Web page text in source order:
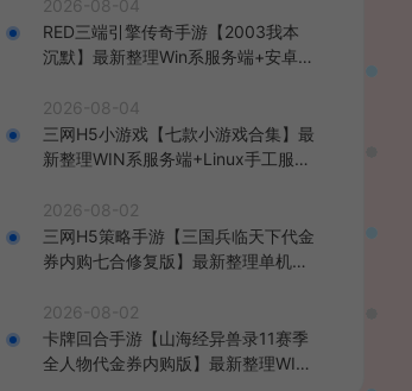
2026-08-04
RED三端引擎传奇手游【2003我本
沉默】最新整理Win系服务端+安卓苹
2026-08-04
三网H5小游戏【七款小游戏合集】最
新整理WIN系服务端+Linux手工服务
2026-08-02
三网H5策略手游【三国兵临天下代金
券内购七合修复版】最新整理单机一
理后台+GM授权后台+简易安卓客户
端+详细搭建教程+视频教程
2026-08-02
卡牌回合手游【山海经异兽录11赛季
全人物代金券内购版】最新整理WIN